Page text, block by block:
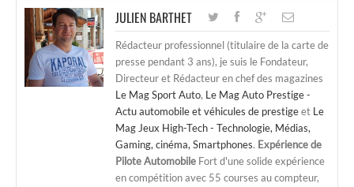
JULIEN BARTHET
Rédacteur professionnel (titulaire de la carte de
presse pendant 3 ans), je suis le Fondateur,
Directeur et Rédacteur en chef des magazines
Le Mag Sport Auto, Le Mag Auto Prestige -
Actu automobile et véhicules de prestigeet Le
Mag Jeux High-Tech - Technologie, Médias,
Gaming, cinéma, Smartphones. Expérience de
Pilote Automobile Fort d'une solide expérience
en compétition avec 55 courses au compteur,